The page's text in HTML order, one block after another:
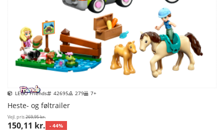
LEGO Friends 42695 279 7+
Heste- og føltrailer
Vejl. pris269,95 kr.
150,11 kr. - 44%